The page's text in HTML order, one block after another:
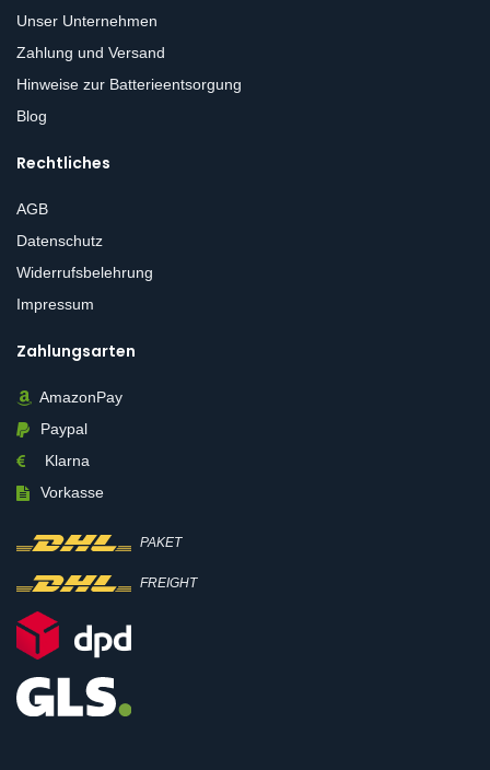
Unser Unternehmen
Zahlung und Versand
Hinweise zur Batterieentsorgung
Blog
Rechtliches
AGB
Datenschutz
Widerrufsbelehrung
Impressum
Zahlungsarten
AmazonPay
Paypal
Klarna
Vorkasse
PAKET
FREIGHT